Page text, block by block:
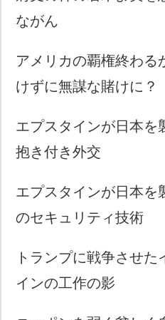
ながん
アメリカの覇権終わる
けずに無謀な賭けに？
エプスタインが日本を
抱き付き外交
エプスタインが日本を
のセキュリティ技術
トランプに戦争させ
インの工作の影